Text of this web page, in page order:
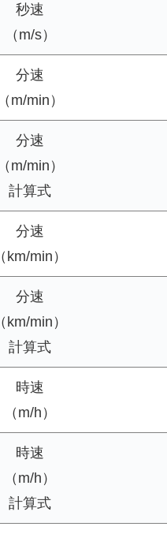
秒速
（m/s）
分速
（m/min）
分速
（m/min）
計算式
分速
（km/min）
分速
（km/min）
計算式
時速
（m/h）
時速
（m/h）
計算式